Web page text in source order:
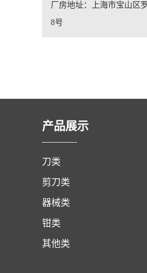
厂房地址：上海市宝山区
8号
产品展示
刀类
剪刀类
器械类
钳类
其他类